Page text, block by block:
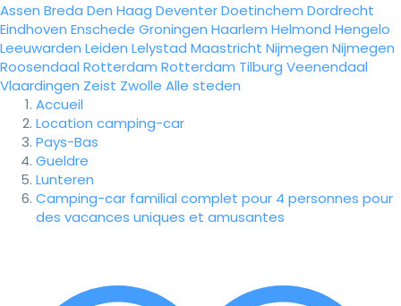
Assen Breda Den Haag DeventerDoetinchem Dordrecht
Eindhoven Enschede Groningen Haarlem Helmond Hengelo
Leeuwarden Leiden Lelystad Maastricht Nijmegen Nijmegen
Roosendaal Rotterdam Rotterdam Tilburg Veenendaal
Vlaardingen Zeist Zwolle Alle steden
Accueil
Location camping-car
Pays-Bas
Gueldre
Lunteren
Camping-car familial complet pour 4 personnes pour
des vacances uniques et amusantes